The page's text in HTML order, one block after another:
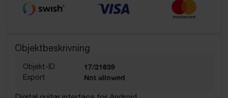
Objektbeskrivning
Objekt-ID 17/21639
Export Not allowed